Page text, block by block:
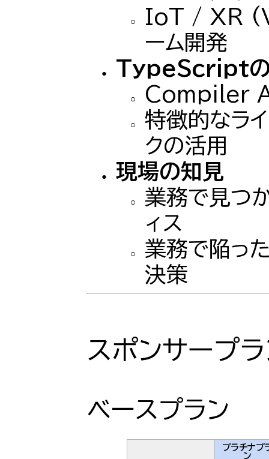
IoT / XR
ーム開発
TypeScriptの
Compiler
特徴的なライ
クの活用
現場の知見
業務で見つ
ィス
業務で陥っ
決策
スポンサープ
ベースプラン
プラチナプ
ン